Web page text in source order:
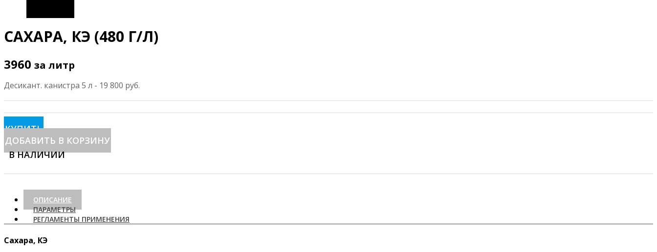
САХАРА, КЭ (480 Г/Л)
3960 за литр
Десикант. канистра 5 л - 19 800 руб.
КУПИТЬ
ДОБАВИТЬ В КОРЗИНУ
В НАЛИЧИИ
ОПИСАНИЕ
ПАРАМЕТРЫ
РЕГЛАМЕНТЫ ПРИМЕНЕНИЯ
Сахара, КЭ